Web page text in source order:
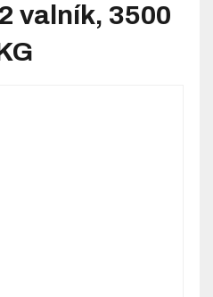
valník, 3500